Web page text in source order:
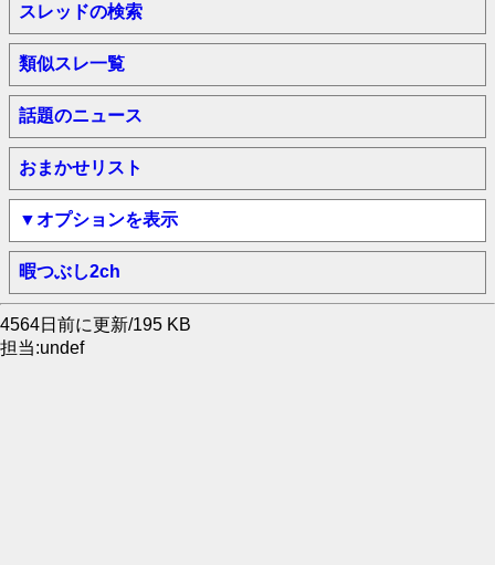
スレッドの検索
類似スレ一覧
話題のニュース
おまかせリスト
▼オプションを表示
暇つぶし2ch
4564日前に更新/195 KB
担当:undef